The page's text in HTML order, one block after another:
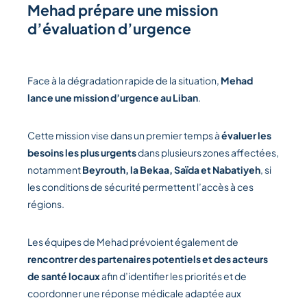
Mehad prépare une mission
d’évaluation d’urgence
Face à la dégradation rapide de la situation, Mehad
lance une mission d’urgence au Liban.
Cette mission vise dans un premier temps àévaluer les
besoins les plus urgentsdans plusieurs zones affectées,
notammentBeyrouth, la Bekaa, Saïda et Nabatiyeh, si
les conditions de sécurité permettent l’accès à ces
régions.
Les équipes de Mehad prévoient également de
rencontrer des partenaires potentiels et des acteurs
de santé locauxafin d’identifier les priorités et de
coordonner une réponse médicale adaptée aux